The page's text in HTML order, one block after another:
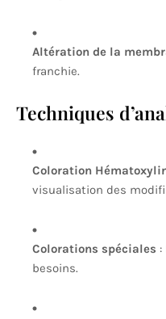
Altération de la
franchie.
Techniques
Coloration
visualisation des
Colorations spéciales :
besoins.